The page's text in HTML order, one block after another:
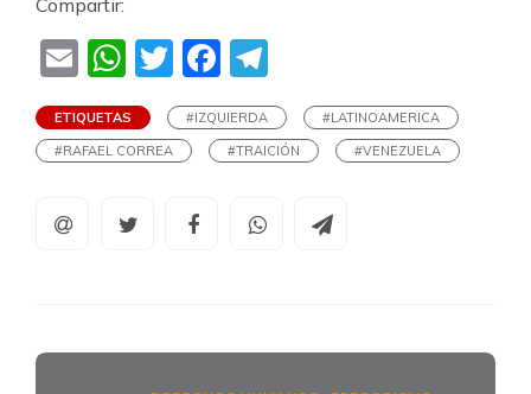
Compartir:
EmailWhatsApp
TwitterFacebook
ETIQUETAS #IZQUIERDA
#LATINOAMERICA
#RAFAEL CORREA
#TRAICIÓN #VENEZUELA